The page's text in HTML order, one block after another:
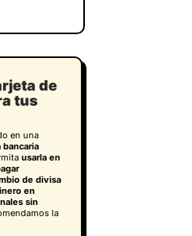
de
tus
en una
bancaria
usarla en
de divisa
en
sin
la